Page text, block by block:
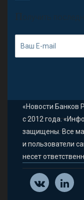
П олучить
«Новости Банков
с 2012 года.
защищены. Все
и пользователи
несет